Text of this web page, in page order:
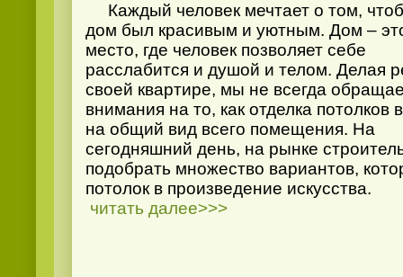
Каждый человек мечтает о том,
дом был красивым и уютным. Дом –
место, где человек позволяет себе
расслабится и душой и телом. Делая
своей квартире, мы не всегда
внимания на то, как отделка потолков
на общий вид всего помещения. На
сегодняшний день, на рынке
подобрать множество вариантов,
потолок в произведение искусства.
читать далее>>>